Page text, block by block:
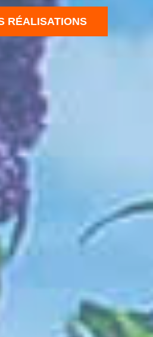
RÉALISATIONS